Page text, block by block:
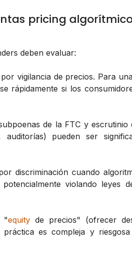
pricing
deben evaluar:
vigilancia de precios. Para
rápidamente si los
de la FTC y escrutinio
auditorías) pueden ser
discriminación cuando
violando leyes
"equity de precios" (ofrecer
es compleja y